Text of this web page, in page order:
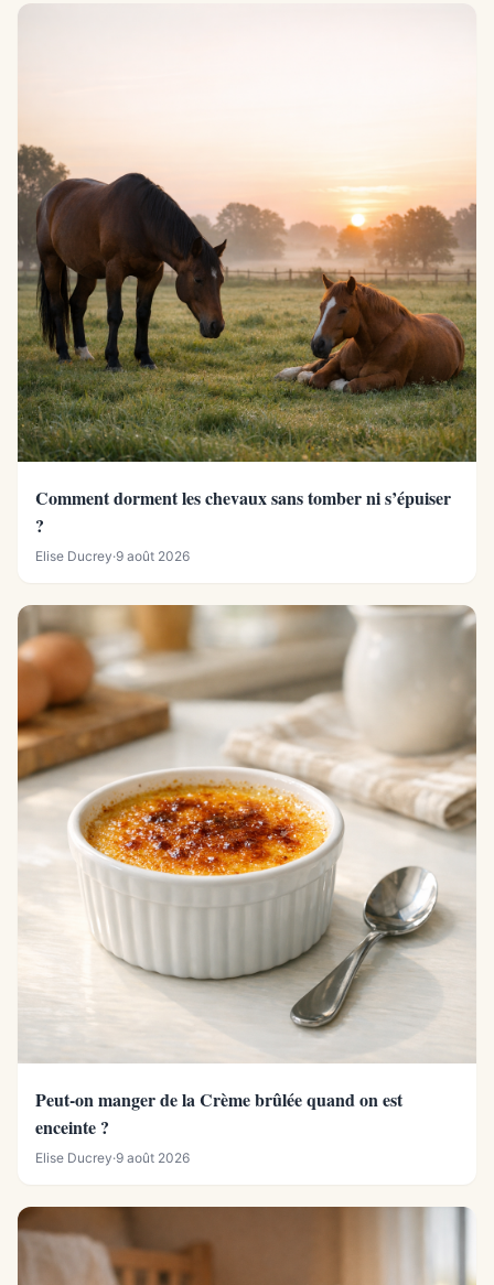
Comment dorment les chevaux sans tomber ni s’épuiser
?
Elise Ducrey·9 août 2026
Peut-on manger de la Crème brûlée quand on est
enceinte ?
Elise Ducrey·9 août 2026